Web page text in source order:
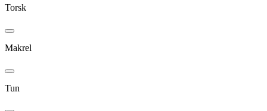
Torsk
Makrel
Tun